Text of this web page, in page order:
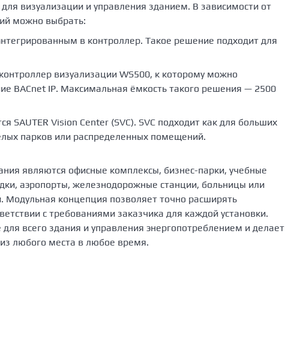
визуализации и управления зданием. В зависимости от
можно выбрать:
в контроллер. Такое решение подходит для
визуализации WS500, к которому можно
BACnet IP. Максимальная ёмкость такого решения — 2500
SAUTER Vision Center (SVC). SVC подходит как для больших
парков или распределенных помещений.
являются офисные комплексы, бизнес-парки, учебные
аэропорты, железнодорожные станции, больницы или
концепция позволяет точно расширять
с требованиями заказчика для каждой установки.
всего здания и управления энергопотреблением и делает
любого места в любое время.